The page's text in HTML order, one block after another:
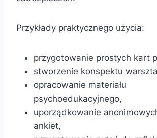
Przykłady praktycznego użycia:
przygotowanie prostych kart
stworzenie konspektu
opracowanie materiału
psychoedukacyjnego,
uporządkowanie
ankiet,